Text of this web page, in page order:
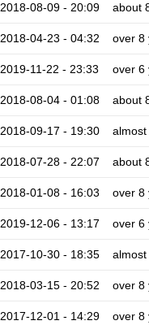
2018-08-09 - 20:09 about
2018-04-23 - 04:32 over 8
2019-11-22 - 23:33 over 6
2018-08-04 - 01:08 about
2018-09-17 - 19:30
2018-07-28 - 22:07 about
2018-01-08 - 16:03 over 8
2019-12-06 - 13:17 over 6
2017-10-30 - 18:35
2018-03-15 - 20:52 over 8
2017-12-01 - 14:29 over 8